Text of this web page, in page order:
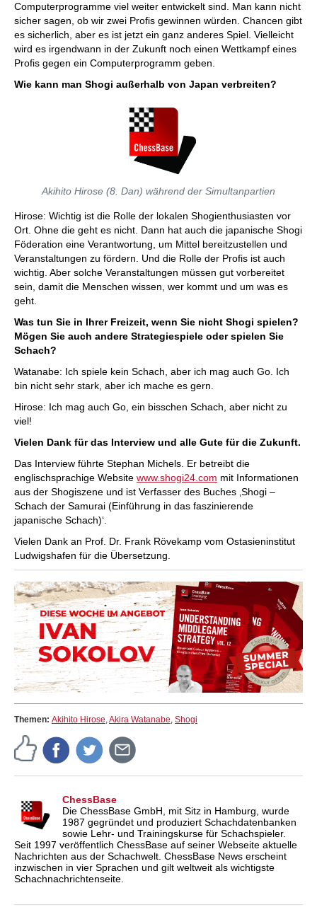
Computerprogramme viel weiter entwickelt sind. Man kann nicht
sicher sagen, ob wir zwei Profis gewinnen würden. Chancen gibt
es sicherlich, aber es ist jetzt ein ganz anderes Spiel. Vielleicht
wird es irgendwann in der Zukunft noch einen Wettkampf eines
Profis gegen ein Computerprogramm geben.
Wie kann man Shogi außerhalb von Japan verbreiten?
Akihito Hirose (8. Dan) während der Simultanpartien
Hirose: Wichtig ist die Rolle der lokalen Shogienthusiasten vor
Ort. Ohne die geht es nicht. Dann hat auch die japanische Shogi
Föderation eine Verantwortung, um Mittel bereitzustellen und
Veranstaltungen zu fördern. Und die Rolle der Profis ist auch
wichtig. Aber solche Veranstaltungen müssen gut vorbereitet
sein, damit die Menschen wissen, wer kommt und um was es
geht.
Was tun Sie in Ihrer Freizeit, wenn Sie nicht Shogi spielen?
Mögen Sie auch andere Strategiespiele oder spielen Sie
Schach?
Watanabe: Ich spiele kein Schach, aber ich mag auch Go. Ich
bin nicht sehr stark, aber ich mache es gern.
Hirose: Ich mag auch Go, ein bisschen Schach, aber nicht zu
viel!
Vielen Dank für das Interview und alle Gute für die Zukunft.
Das Interview führte Stephan Michels. Er betreibt die
englischsprachige Website www.shogi24.com mit Informationen
aus der Shogiszene und ist Verfasser des Buches ‚Shogi –
Schach der Samurai (Einführung in das faszinierende
japanische Schach)‘.
Vielen Dank an Prof. Dr. Frank Rövekamp vom Ostasieninstitut
Ludwigshafen für die Übersetzung.
Themen: Akihito Hirose,Akira Watanabe, Shogi
ChessBase
Die ChessBase GmbH, mit Sitz in Hamburg, wurde
1987 gegründet und produziert Schachdatenbanken
sowie Lehr- und Trainingskurse für Schachspieler.
Seit 1997 veröffentlich ChessBase auf seiner Webseite aktuelle
Nachrichten aus der Schachwelt. ChessBase News erscheint
inzwischen in vier Sprachen und gilt weltweit als wichtigste
Schachnachrichtenseite.